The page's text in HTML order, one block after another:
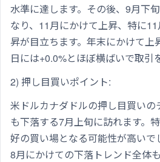
水準に達します。その後、9月下
なり、11月にかけて上昇、特に
昇が目立ちます。年末にかけて上
日には+0.0%とほぼ横ばいで取引
2) 押し目買いポイント:
米ドルカナダドルの押し目買いの
も下落する7月上旬に訪れます。
好の買い場となる可能性が高いで
8月にかけての下落トレンド全体